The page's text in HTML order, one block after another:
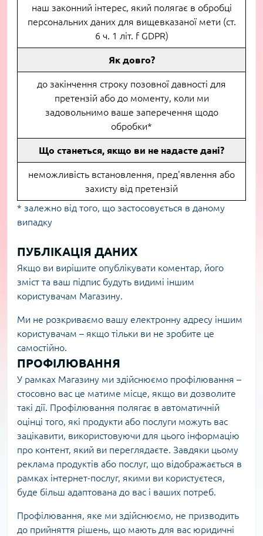
наш законний інтерес, який полягає в обробці
персональних даних для вищевказаної мети (ст.
6 ч. 1 літ. f GDPR)
Як довго?
до закінчення строку позовної давності для
претензій або до моменту, коли ми
задовольнимо ваше заперечення щодо
обробки*
Що станеться, якщо ви не надасте дані?
неможливість встановлення, пред'явлення або
захисту від претензій
* залежно від того, що застосовується в даному
випадку
ПУБЛІКАЦІЯ ДАНИХ
Якщо ви вирішите опублікувати коментар, його
зміст та ваш підпис будуть видимі іншим
користувачам Магазину.
Ми не розкриваємо вашу електронну адресу іншим
користувачам – якщо тільки ви не зробите це
самостійно.
ПРОФІЛЮВАННЯ
У рамках Магазину ми здійснюємо профілювання –
стосовно вас це матиме місце, якщо ви дозволите
такі дії. Профілювання полягає в автоматичній
оцінці того, які продукти або послуги можуть вас
зацікавити, використовуючи для цього інформацію
про контент, який ви переглядаєте. Завдяки цьому
реклама продуктів або послуг, що відображається в
рамках інтернет-послуг, якими ви користуєтеся,
буде більш адаптована до вас і ваших потреб.
Профілювання, яке ми здійснюємо, не призводить
до прийняття рішень, що мають для вас юридичні